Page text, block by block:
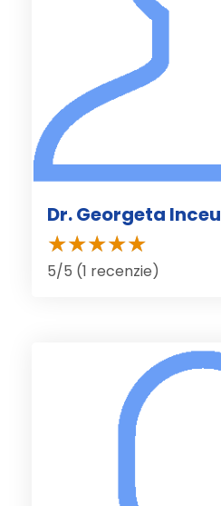
Dr. Georgeta Inceu
5/5 (1 recenzie)